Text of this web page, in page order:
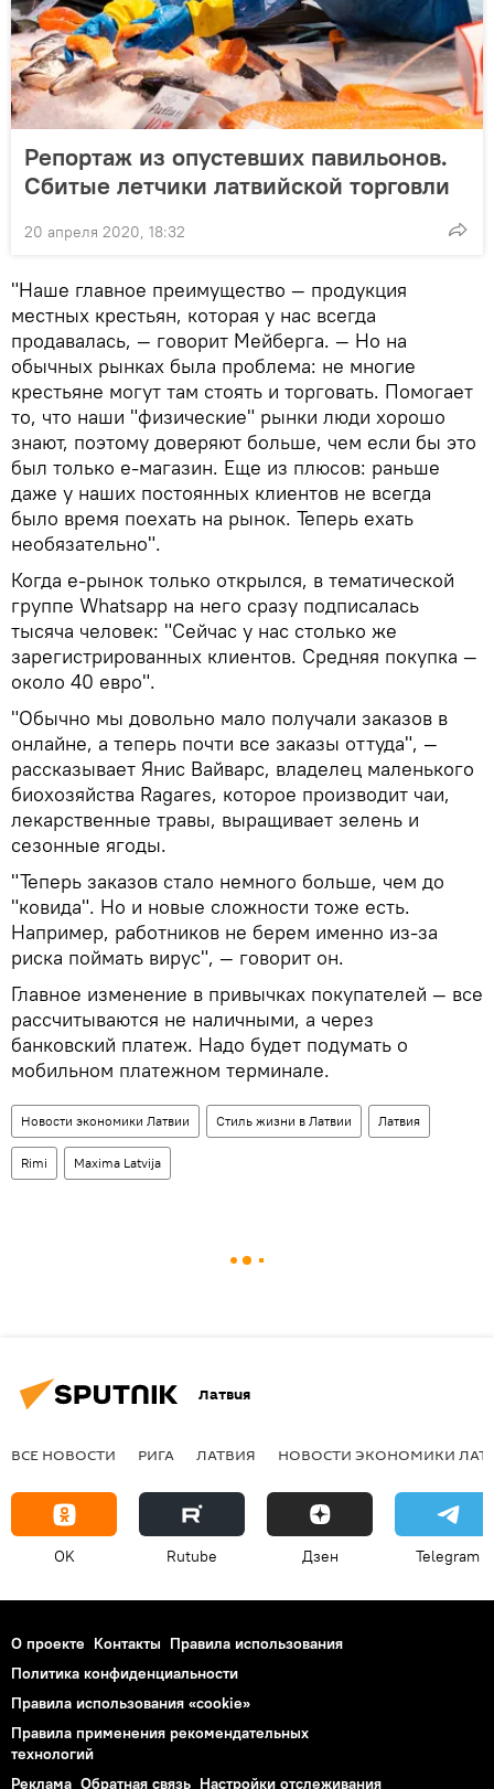
Репортаж из опустевших павильонов.
Сбитые летчики латвийской торговли
20 апреля 2020, 18:32
"Наше главное преимущество — продукция
местных крестьян, которая у нас всегда
продавалась, — говорит Мейберга. — Но на
обычных рынках была проблема: не многие
крестьяне могут там стоять и торговать. Помогает
то, что наши "физические" рынки люди хорошо
знают, поэтому доверяют больше, чем если бы это
был только е-магазин. Еще из плюсов: раньше
даже у наших постоянных клиентов не всегда
было время поехать на рынок. Теперь ехать
необязательно".
Когда е-рынок только открылся, в тематической
группе Whatsapp на него сразу подписалась
тысяча человек: "Сейчас у нас столько же
зарегистрированных клиентов. Средняя покупка —
около 40 евро".
"Обычно мы довольно мало получали заказов в
онлайне, а теперь почти все заказы оттуда", —
рассказывает Янис Вайварс, владелец маленького
биохозяйства Ragares, которое производит чаи,
лекарственные травы, выращивает зелень и
сезонные ягоды.
"Теперь заказов стало немного больше, чем до
"ковида". Но и новые сложности тоже есть.
Например, работников не берем именно из-за
риска поймать вирус", — говорит он.
Главное изменение в привычках покупателей — все
рассчитываются не наличными, а через
банковский платеж. Надо будет подумать о
мобильном платежном терминале.
Новости экономики Латвии Стиль жизни в Латвии Латвия
Rimi Maxima Latvija
Латвия
ВСЕ НОВОСТИ РИГА ЛАТВИЯ НОВОСТИ ЭКОНОМИКИ
OK Rutube Дзен Telegram
О проекте Контакты Правила использования
Политика конфиденциальности
Правила использования «cookie»
Правила применения рекомендательных
технологий
Реклама Обратная связь Настройки отслеживания